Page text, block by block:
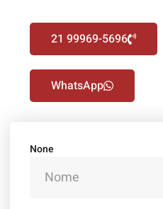
21 99969-5696
WhatsApp
None